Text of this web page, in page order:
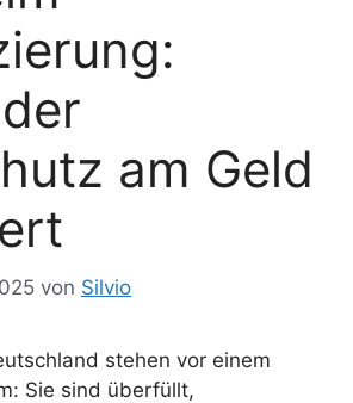
am Geld
von Silvio
stehen vor einem
Sie sind überfüllt,